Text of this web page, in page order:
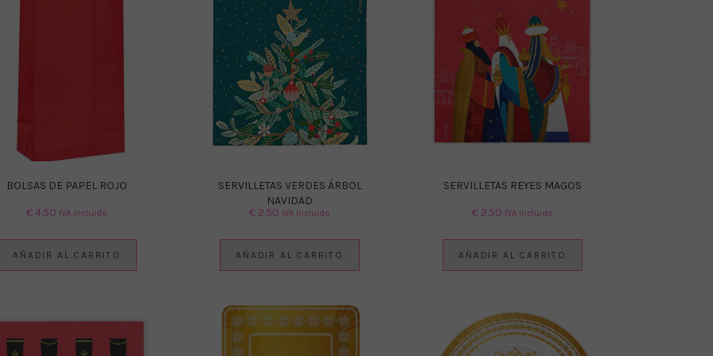
BOLSAS DE PAPEL ROJO
€4.50 IVA Incluido
AÑADIR AL CARRITO
SERVILLETAS VERDES ÁRBOL
NAVIDAD
€ 2.50 IVA Incluido
AÑADIR AL CARRITO
SERVILLETAS REYES MAGOS
€ 2.50 IVA Incluido
AÑADIR AL CARRITO